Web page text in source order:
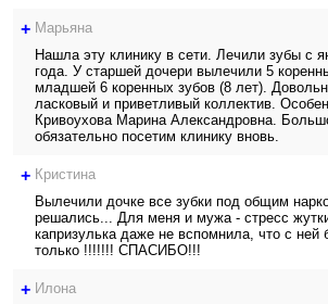
+ Марьяна
Нашла эту клинику в сети. Лечили зубы с
года. У старшей дочери вылечили 5
младшей 6 коренных зубов (8 лет).
ласковый и приветливый коллектив.
Кривоухова Марина Александровна.
обязательно посетим клинику вновь.
+ Кристина
Вылечили дочке все зубки под общим
решались... Для меня и мужа - стресс
капризулька даже не вспомнила, что с ней
только !!!!!!! СПАСИБО!!!
+ Илона